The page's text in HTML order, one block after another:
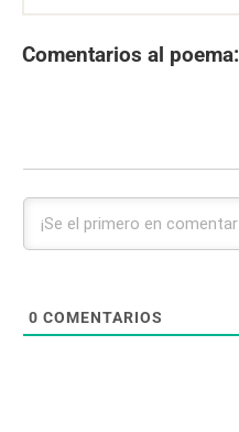
Comentarios al poema:
0 COMENTARIOS